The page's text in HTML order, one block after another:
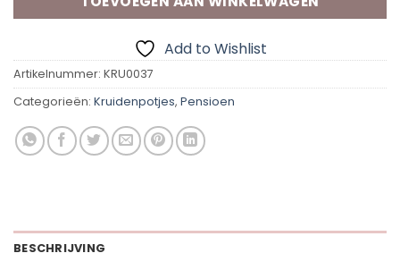
Add to Wishlist
Artikelnummer: KRU0037
Categorieën: Kruidenpotjes, Pensioen
BESCHRIJVING